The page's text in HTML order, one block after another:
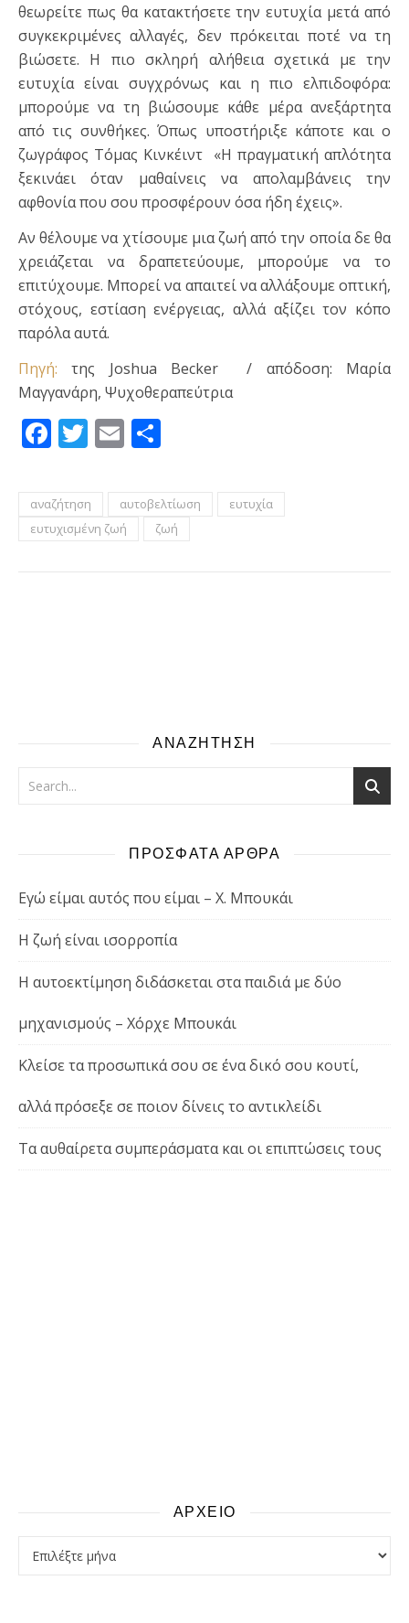
θεωρείτε πως θα κατακτήσετε την ευτυχία μετά από
συγκεκριμένες αλλαγές, δεν πρόκειται ποτέ να τη
βιώσετε. Η πιο σκληρή αλήθεια σχετικά με την
ευτυχία είναι συγχρόνως και η πιο ελπιδοφόρα:
μπορούμε να τη βιώσουμε κάθε μέρα ανεξάρτητα
από τις συνθήκες. Όπως υποστήριξε κάποτε και ο
ζωγράφος Τόμας Κινκέιντ «Η πραγματική απλότητα
ξεκινάει όταν μαθαίνεις να απολαμβάνεις την
αφθονία που σου προσφέρουν όσα ήδη έχεις».
Αν θέλουμε να χτίσουμε μια ζωή από την οποία δε θα
χρειάζεται να δραπετεύουμε, μπορούμε να το
επιτύχουμε. Μπορεί να απαιτεί να αλλάξουμε οπτική,
στόχους, εστίαση ενέργειας, αλλά αξίζει τον κόπο
παρόλα αυτά.
Πηγή:της Joshua Becker / απόδοση: Μαρία
Μαγγανάρη, Ψυχοθεραπεύτρια
Facebook
Twitter
Email
αναζήτηση αυτοβελτίωση
ευτυχία
ευτυχισμένη ζωή
ζωή
ΑΝΑΖΗΤΗΣΗ
ΠΡΟΣΦΑΤΑ ΑΡΘΡΑ
Εγώ είμαι αυτός που είμαι – Χ. Μπουκάι
Η ζωή είναι ισορροπία
Η αυτοεκτίμηση διδάσκεται στα παιδιά με δύο
μηχανισμούς – Χόρχε Μπουκάι
Κλείσε τα προσωπικά σου σε ένα δικό σου κουτί,
αλλά πρόσεξε σε ποιον δίνεις το αντικλείδι
Τα αυθαίρετα συμπεράσματα και οι επιπτώσεις τους
ΑΡΧΕΙΟ